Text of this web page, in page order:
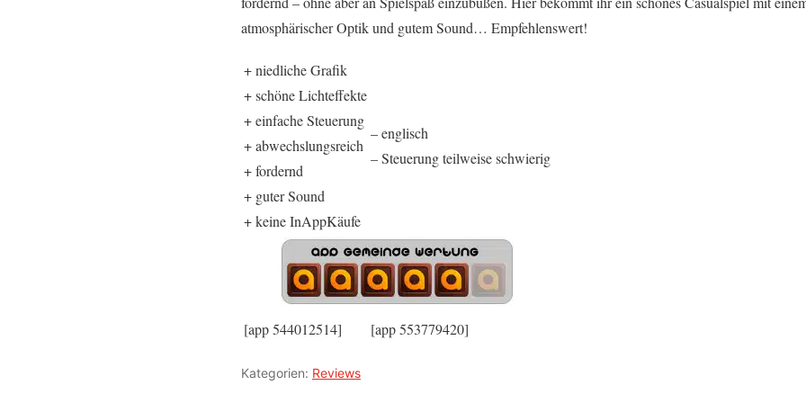
atmosphärischer Optik und gutem Sound… Empfehlenswert!
+ niedliche Grafik
+ schöne Lichteffekte
+ einfache Steuerung
+ abwechslungsreich
+ fordernd
+ guter Sound
+ keine InAppKäufe
– englisch
– Steuerung teilweise schwierig
[app 544012514] [app 553779420]
Kategorien: Reviews